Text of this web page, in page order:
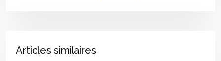
Articles similaires